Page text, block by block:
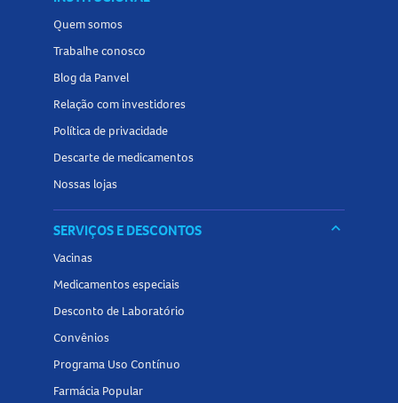
Quem somos
Trabalhe conosco
Blog da Panvel
Relação com investidores
Política de privacidade
Descarte de medicamentos
Nossas lojas
SERVIÇOS E DESCONTOS keyboard_arrow_down
Vacinas
Medicamentos especiais
Desconto de Laboratório
Convênios
Programa Uso Contínuo
Farmácia Popular